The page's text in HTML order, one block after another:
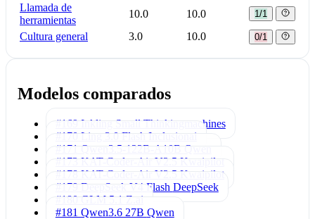
Llamada de
herramientas
10.0 10.0 1/1
Cultura general 3.0 10.0 0/1
Modelos comparados
#169 Inkling Small Thinkingmachines
#170 Ling 3.0 Flash Inclusionai
#171 Qwen3.5-122B-A10B Qwen
#173 KAT-Coder-Air V2.5 Kwaipilot
#178 KAT-Coder-Air V2.5 Kwaipilot
#179 DeepSeek V4 Flash DeepSeek
#180 GLM 5.1 Z.ai
#181 Qwen3.6 27B Qwen